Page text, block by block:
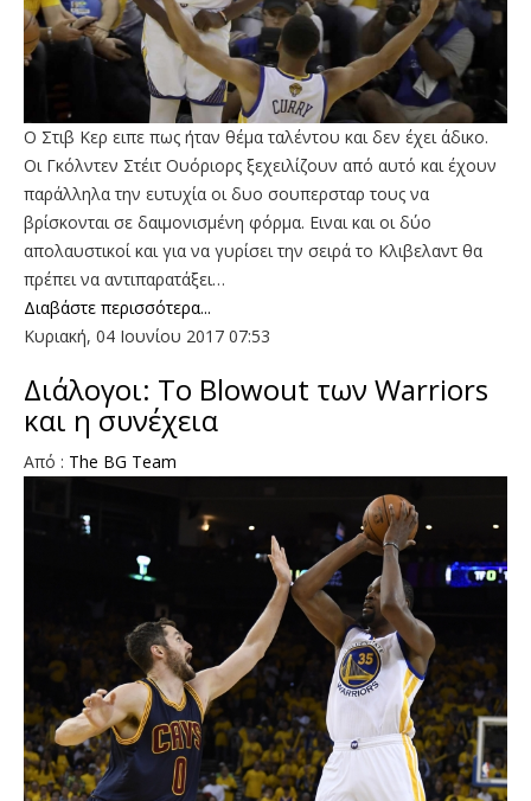
Ο Στιβ Κερ ειπε πως ήταν θέμα ταλέντου και δεν έχει άδικο.
Οι Γκόλντεν Στέιτ Ουόριορς ξεχειλίζουν από αυτό και έχουν
παράλληλα την ευτυχία οι δυο σουπερσταρ τους να
βρίσκονται σε δαιμονισμένη φόρμα. Ειναι και οι δύο
απολαυστικοί και για να γυρίσει την σειρά το Κλιβελαντ θα
πρέπει να αντιπαρατάξει…
Διαβάστε περισσότερα...
Κυριακή, 04 Ιουνίου 2017 07:53
Διάλογοι: Το Blowout των Warriors
και η συνέχεια
Aπό : The BG Team